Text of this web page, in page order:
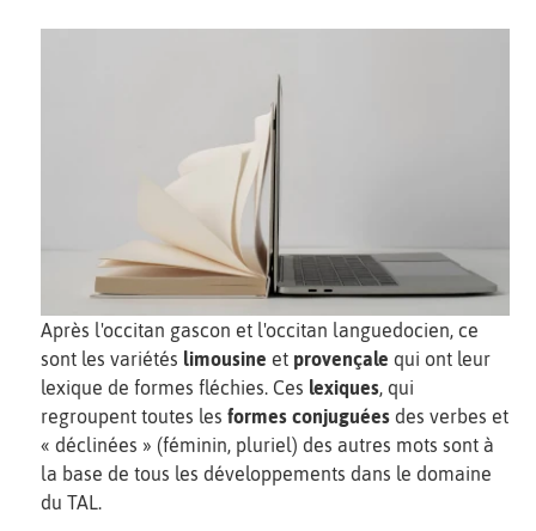
Après l'occitan gascon et l'occitan languedocien, ce
sont les variétés limousine et provençale qui ont leur
lexique de formes fléchies. Ces lexiques, qui
regroupent toutes les formes conjuguées des verbes et
« déclinées » (féminin, pluriel) des autres mots sont à
la base de tous les développements dans le domaine
du TAL.